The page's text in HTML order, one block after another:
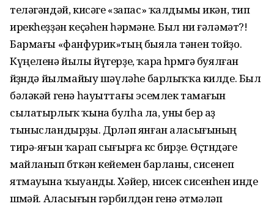
теләгәндәй, кисәге «запас» ҡалдымы икән, тип
ирекһеҙҙән кеҫәһен һәрмәне. Был ни ғәләмәт?!
Бармағы «фанфурик»тың быяла тәнен тойҙо.
Күңеленә йылы йүгерҙе, ҡара һөрөмгә буялған
йөҙөндә йылмайыу шәүләһе барлыҡҡа килде. Был
бәләкәй генә һауыттағы эсемлек тамағын
сылатырлыҡ ҡына булһа ла, уны бер аҙ
тынысландырҙы. Дөрләп янған аласығының
тирә-яғын ҡарап сығырға көс бирҙе. Өҫтөндәге
майланып бөткән кейемен барланы, сисенеп
ятмауына ҡыуанды. Хәйер, нисек сисенһен инде
өшөмәй. Аласығын гәрбилдән генә әтмәләп